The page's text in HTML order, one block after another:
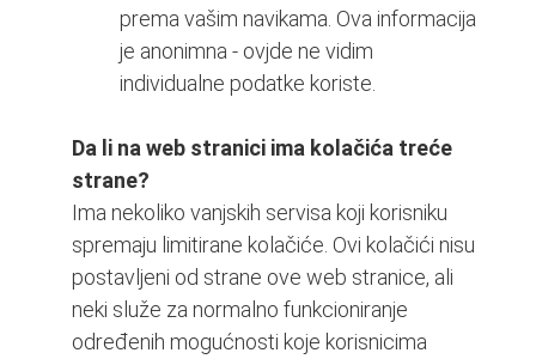
prema vašim navikama. Ova informacija
je anonimna - ovjde ne vidim
individualne podatke koriste.
Da li na web stranici ima kolačića treće
strane?
Ima nekoliko vanjskih servisa koji korisniku
spremaju limitirane kolačiće. Ovi kolačići nisu
postavljeni od strane ove web stranice, ali
neki služe za normalno funkcioniranje
određenih mogućnosti koje korisnicima